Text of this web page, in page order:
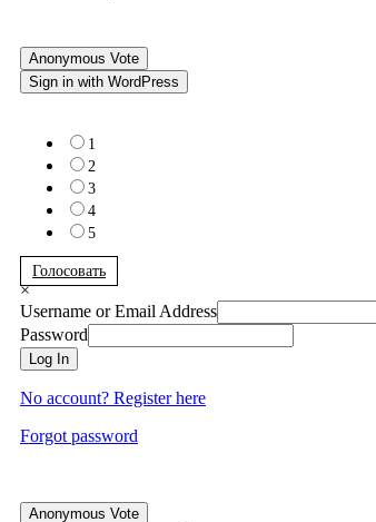
Anonymous Vote
Sign in with WordPress
1
2
3
4
5
Голосовать
×
Username or Email Address
Password
Log In
No account? Register here
Forgot password
Anonymous Vote